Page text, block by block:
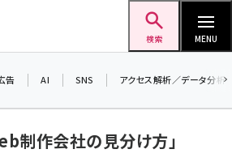
検索 MENU
告 AI SNS アクセス解析／データ分析
制作会社の見分け方」